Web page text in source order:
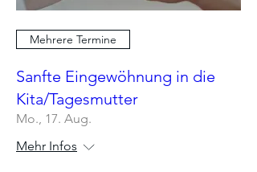
Mehrere Termine
Sanfte Eingewöhnung in die
Kita/Tagesmutter
Mo., 17. Aug.
Mehr Infos